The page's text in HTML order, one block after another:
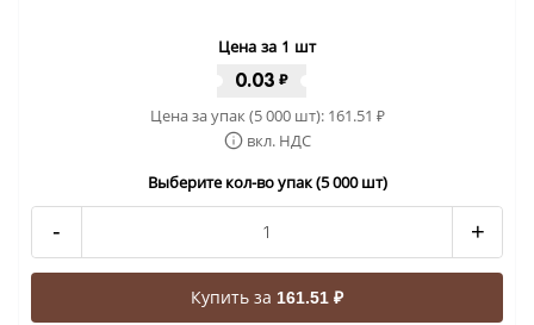
Цена за 1 шт
0.03 ₽
Цена за упак (5 000 шт): 161.51 ₽
вкл. НДС
Выберите кол-во упак (5 000 шт)
- +
Купить за 161.51 ₽